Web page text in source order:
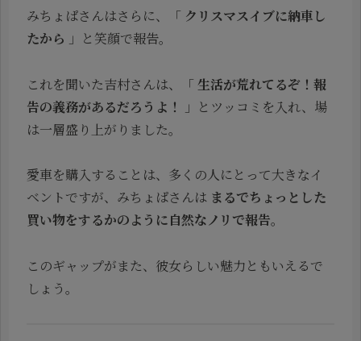
みちょぱさんはさらに、「 クリスマスイブに納車し
たから 」と笑顔で報告。
これを聞いた吉村さんは、「 生活が荒れてるぞ！報
告の義務があるだろうよ！
」とツッコミを入れ、場
は一層盛り上がりました。
愛車を購入することは、多くの人にとって大きなイ
ベントですが、みちょぱさんは まるでちょっとした
買い物をするかのように自然なノリで報告。
このギャップがまた、彼女らしい魅力ともいえるで
しょう。